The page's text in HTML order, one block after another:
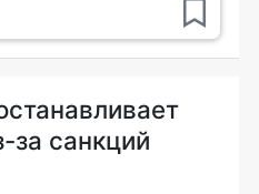
за санкций